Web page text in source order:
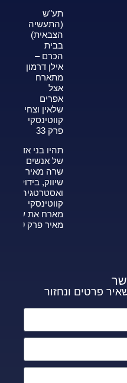
תע"ש
(התעשיה
הצבאית)
בבית
הכרם –
אילן דרמון
מתארח
אצל
אפרים
שלאין וצחי
קווטינסקי
פרק 33
תהיו בני אדם
של אנשים —
שרה מאיר על
שיווק, בידול
ואסטרטגיה-צחי
קווטינסקי
מארח את שרה
מאיר פרק 339
פרטים ונחזור